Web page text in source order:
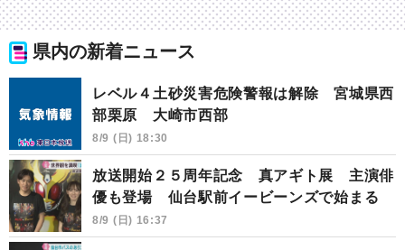
県内の新着ニュース
レベル４土砂災害危険警報は解除 宮城県西
部栗原 大崎市西部
8/9 (日) 18:30
放送開始２５周年記念 真アギト展 主演俳
優も登場 仙台駅前イービーンズで始まる
8/9 (日) 16:37